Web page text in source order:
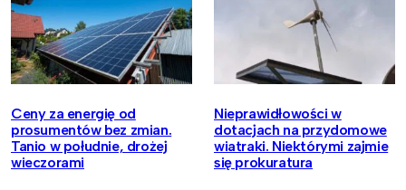
Ceny za energię od
prosumentów bez zmian.
Tanio w południe, drożej
wieczorami
Nieprawidłowości w
dotacjach na przydomowe
wiatraki. Niektórymi zajmie
się prokuratura